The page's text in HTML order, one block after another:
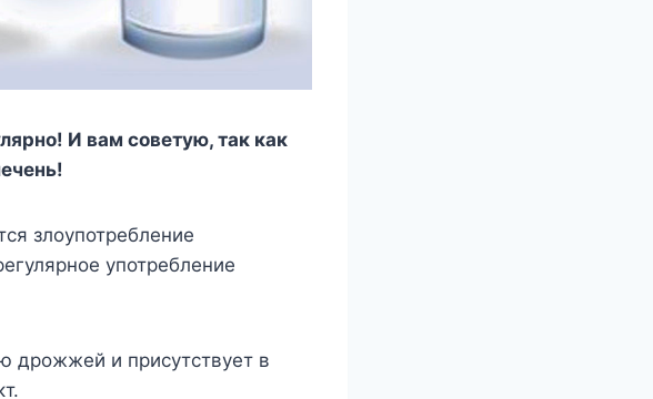
И вам советую, так как
злоупотребление
употребление
дрожжей и присутствует в